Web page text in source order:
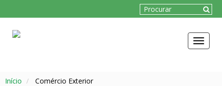
Toggle
Início Comércio Exterior